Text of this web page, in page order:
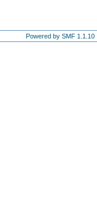
Powered by SMF 1.1.10